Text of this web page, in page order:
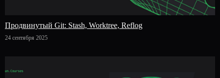
Продвинутый Git: Stash, Worktree, Reflog
24 сентября 2025